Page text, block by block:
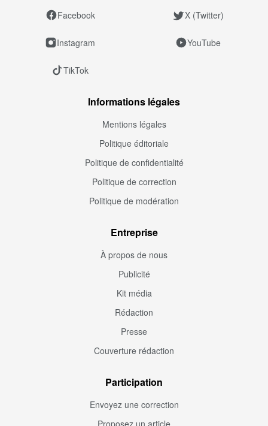
Facebook X (Twitter)
Instagram YouTube
TikTok
Informations légales
Mentions légales
Politique éditoriale
Politique de confidentialité
Politique de correction
Politique de modération
Entreprise
À propos de nous
Publicité
Kit média
Rédaction
Presse
Couverture rédaction
Participation
Envoyez une correction
Proposez un article